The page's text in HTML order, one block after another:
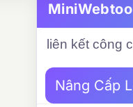
liên kết công
Nâng Cấp